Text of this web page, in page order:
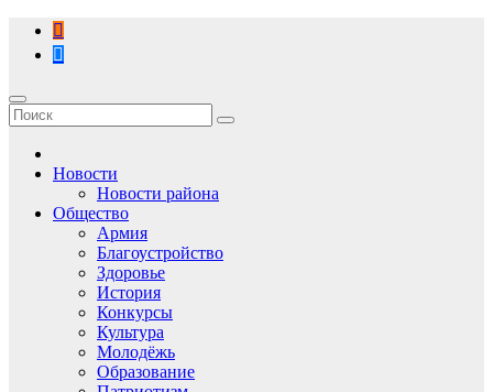
Перейти
содержимому
Новости
Новости района
Общество
Армия
Благоустройство
Здоровье
История
Конкурсы
Культура
Молодёжь
Образование